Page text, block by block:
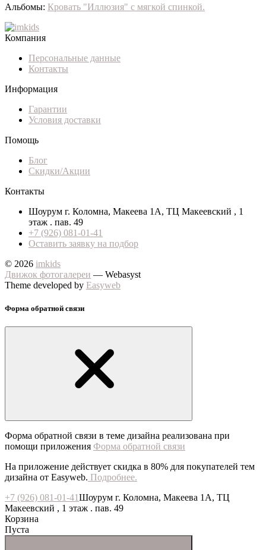
Альбомы: Кровать "Иллюзия" с мягкой спинкой.
Компания
Персональные данные
Контакты
Информация
Гарантии
Условия доставки
Помощь
Блог
Скидки/Акции
Контакты
Шоурум г. Коломна, Макеева 1А, ТЦ Макеевский , 1
этаж . пав. 49
+7 (926) 081-01-41
Оставить заявку на подбор
© 2026 imkids
Движок фотогалереи — Webasyst
Theme developed by Easyweb
Форма обратной связи
Форма обратной связи в теме дизайна реализована при
помощи приложения Форма обратной связи
На приложение действует скидка в 80% для покупателей тем
дизайна от Easyweb. Подробнее.
+7 (926) 081-01-41Шоурум г. Коломна, Макеева 1А, ТЦ
Макеевский , 1 этаж . пав. 49
Корзина
Пуста